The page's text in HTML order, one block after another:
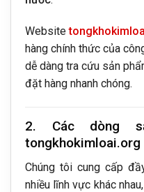
Website
hàng chính thức của
dễ dàng tra cứu sản
đặt hàng nhanh chóng.
2. Các dòng
tongkhokimloai.org
Chúng tôi cung cấp
nhiều lĩnh vực khác